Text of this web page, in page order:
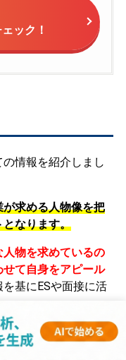
ック！
情報を紹介しまし
求める人物像を把
なります。
物を求めているの
せて自身をアピール
基にESや面接に活
企業研究・業界研
しています。ぜひ